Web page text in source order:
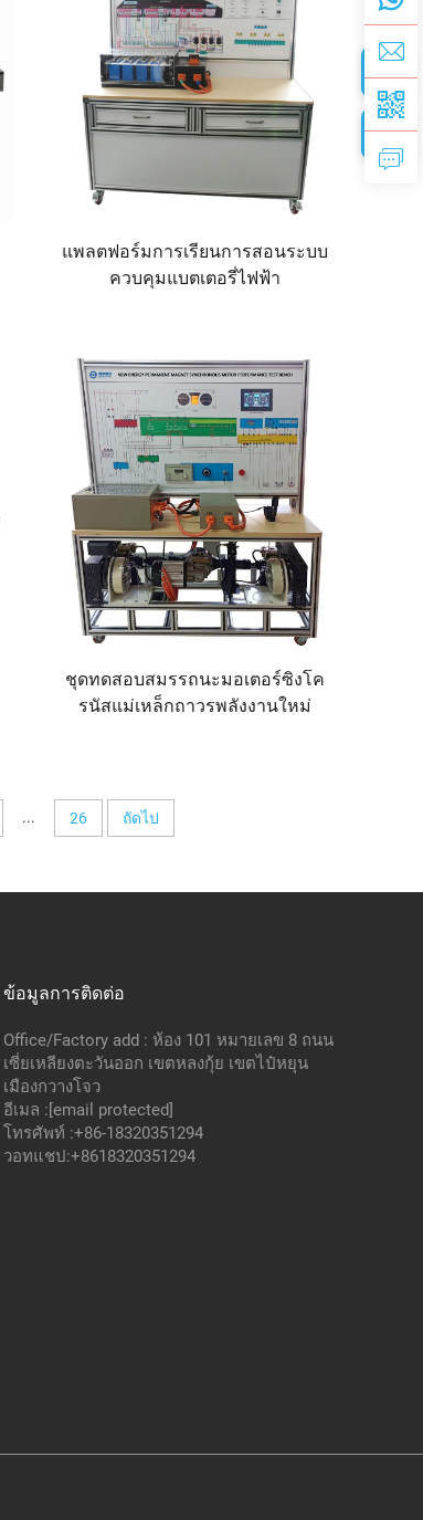
แพลตฟอร์มการเรียนการสอนระบบ
ควบคุมแบตเตอรี่ไฟฟ้า
ชุดทดสอบสมรรถนะมอเตอร์ซิงโค
รนัสแม่เหล็กถาวรพลังงานใหม่
... 26 ถัดไป
ข้อมูลการติดต่อ
Office/Factory add : ห้อง 101 หมายเลข 8 ถนน
เซี่ยเหลียงตะวันออก เขตหลงกุ้ย เขตไป๋หยุน
เมืองกวางโจว
อีเมล :[email protected]
โทรศัพท์ :+86-18320351294
วอทแชป:+8618320351294